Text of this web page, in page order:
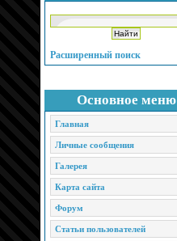
Расширенный поиск
Основное меню
Главная
Личные сообщения
Галерея
Карта сайта
Форум
Статьи пользователей